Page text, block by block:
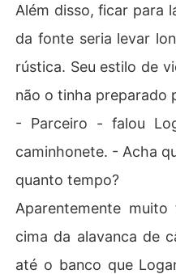
Além disso, ficar para
da fonte seria levar
rústica. Seu estilo de
não o tinha preparado
- Parceiro - falou
caminhonete. - Acha
quanto tempo?
Aparentemente
cima da alavanca de
até o banco que